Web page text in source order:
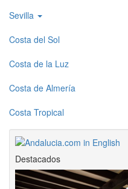
Sevilla
Costa del Sol
Costa de la Luz
Costa de Almería
Costa Tropical
Destacados